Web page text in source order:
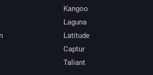
Kangoo
Laguna
Latitude
Captur
Taliant